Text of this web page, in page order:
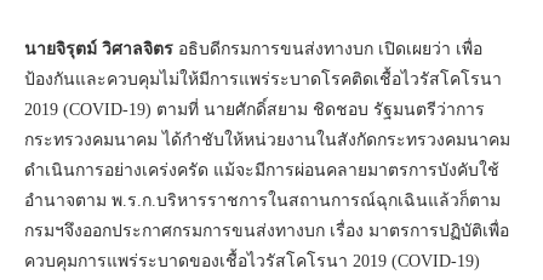
นายจิรุตม์ วิศาลจิตร อธิบดีกรมการขนส่งทางบก เปิดเผยว่า เพื่อ
ป้องกันและควบคุมไม่ให้มีการแพร่ระบาดโรคติดเชื้อไวรัสโคโรนา
2019 (COVID-19) ตามที่ นายศักดิ์สยาม ชิดชอบ รัฐมนตรีว่าการ
กระทรวงคมนาคม ได้กำชับให้หน่วยงานในสังกัดกระทรวงคมนาคม
ดำเนินการอย่างเคร่งครัด แม้จะมีการผ่อนคลายมาตรการบังคับใช้
อำนาจตาม พ.ร.ก.บริหารราชการในสถานการณ์ฉุกเฉินแล้วก็ตาม
กรมฯจึงออกประกาศกรมการขนส่งทางบก เรื่อง มาตรการปฏิบัติเพื่อ
ควบคุมการแพร่ระบาดของเชื้อไวรัสโคโรนา 2019 (COVID-19)